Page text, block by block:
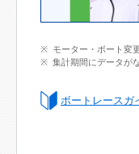
モーター・ボート変
集計期間にデータが
ボートレースガ